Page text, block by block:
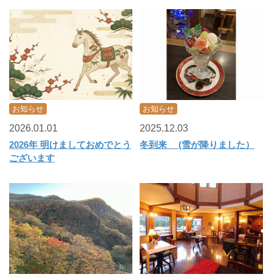
お知らせ
2026.01.01
2026年 明けましておめでとう
ございます
お知らせ
2025.12.03
冬到来 (雪が降りました）